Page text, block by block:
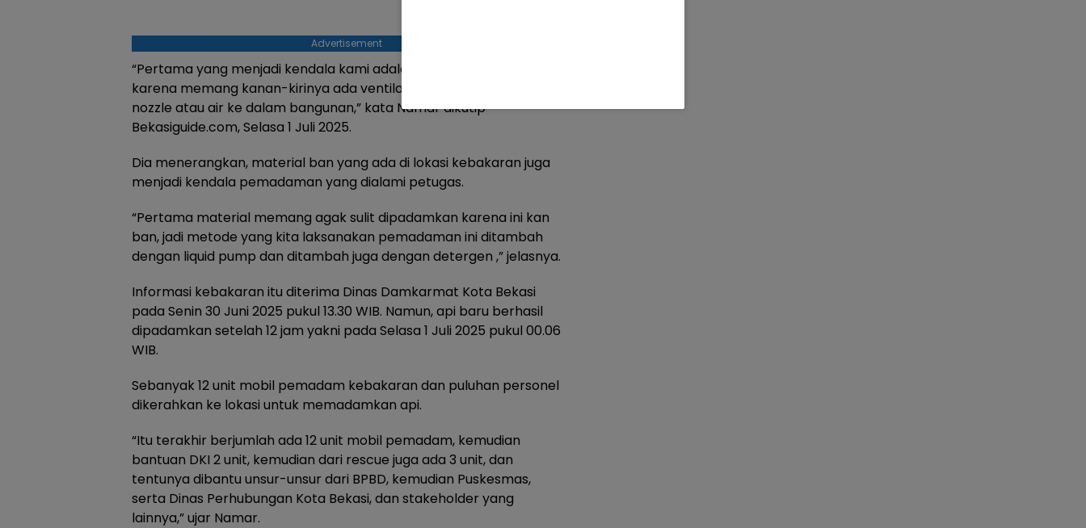
Advertisement
“Pertama yang menjadi kendala kami adalah untuk akses masuk,
karena memang kanan-kirinya ada ventilasi kecil untuk masukkan
nozzle atau air ke dalam bangunan,” kata Namar dikutip
Bekasiguide.com, Selasa 1 Juli 2025.
Dia menerangkan, material ban yang ada di lokasi kebakaran juga
menjadi kendala pemadaman yang dialami petugas.
“Pertama material memang agak sulit dipadamkan karena ini kan
ban, jadi metode yang kita laksanakan pemadaman ini ditambah
dengan liquid pump dan ditambah juga dengan detergen ,” jelasnya.
Informasi kebakaran itu diterima Dinas Damkarmat Kota Bekasi
pada Senin 30 Juni 2025 pukul 13.30 WIB. Namun, api baru berhasil
dipadamkan setelah 12 jam yakni pada Selasa 1 Juli 2025 pukul 00.06
WIB.
Sebanyak 12 unit mobil pemadam kebakaran dan puluhan personel
dikerahkan ke lokasi untuk memadamkan api.
“Itu terakhir berjumlah ada 12 unit mobil pemadam, kemudian
bantuan DKI 2 unit, kemudian dari rescue juga ada 3 unit, dan
tentunya dibantu unsur-unsur dari BPBD, kemudian Puskesmas,
serta Dinas Perhubungan Kota Bekasi, dan stakeholder yang
lainnya,” ujar Namar.